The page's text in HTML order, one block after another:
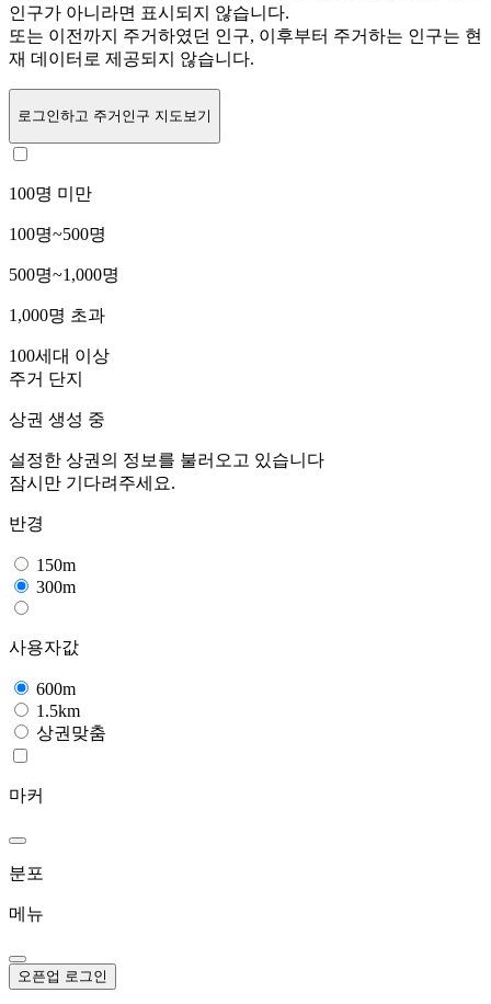
인구가 아니라면 표시되지 않습니다.
또는 이전까지 주거하였던 인구, 이후부터 주거하는 인구는 현
재 데이터로 제공되지 않습니다.
로그인하고 주거인구 지도보기
100명 미만
100명~500명
500명~1,000명
1,000명 초과
100세대 이상
주거 단지
상권 생성 중
설정한 상권의 정보를 불러오고 있습니다
잠시만 기다려주세요.
반경
150m
300m
사용자값
600m
1.5km
상권맞춤
마커
분포
메뉴
오픈업 로그인